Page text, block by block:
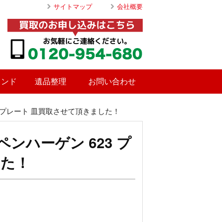
サイトマップ 会社概要
ド 遺品整理 お問い合わせ
レート 皿買取させて頂きました！
ンハーゲン 623 プ
！